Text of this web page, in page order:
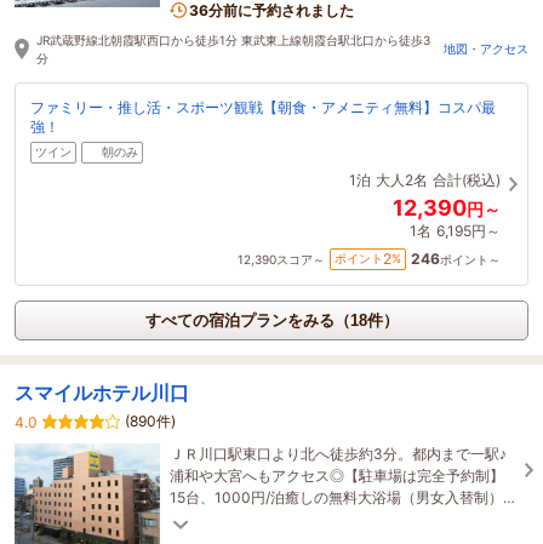
36分前に予約されました
JR武蔵野線北朝霞駅西口から徒歩1分 東武東上線朝霞台駅北口から徒歩3
分
地図・アクセス
ファミリー・推し活・スポーツ観戦【朝食・アメニティ無料】コスパ最
強！
ツイン 朝のみ
1泊 大人2名 合計(税込)
12,390円～
1名 6,195円～
12,390スコア～ ポイント 2% 246ポイント～
すべての宿泊プランをみる（18件）
スマイルホテル川口
4.0
(890件)
ＪＲ川口駅東口より北へ徒歩約3分。都内まで一駅♪
浦和や大宮へもアクセス◎【駐車場は完全予約制】
15台、1000円/泊癒しの無料大浴場（男女入替制）
全館Ｗｉ－Ｆi、有線ＬＡＮも有。コンビニ1分。